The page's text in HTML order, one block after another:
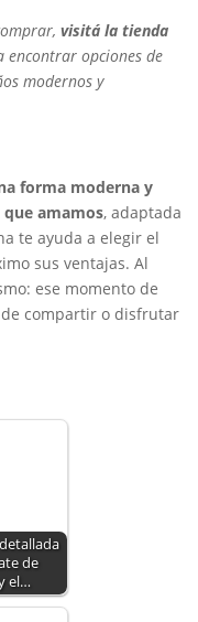
visitá la tienda
encontrar opciones de
modernos y
forma moderna y
amamos, adaptada
te ayuda a elegir el
sus ventajas. Al
ese momento de
compartir o disfrutar
de
el…